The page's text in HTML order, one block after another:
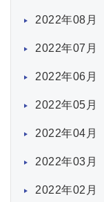
2022年08月
2022年07月
2022年06月
2022年05月
2022年04月
2022年03月
2022年02月